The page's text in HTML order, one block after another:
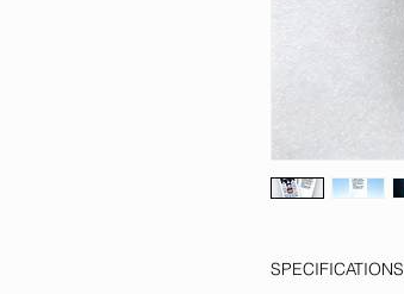
SPECIFICATIONS